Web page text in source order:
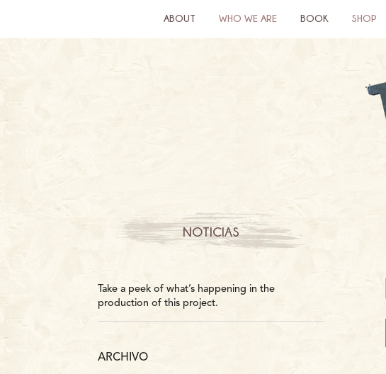
ABOUT WHO WE ARE BOOK SHOP
NOTICIAS
Take a peek of what’s happening in the
production of this project.
ARCHIVO